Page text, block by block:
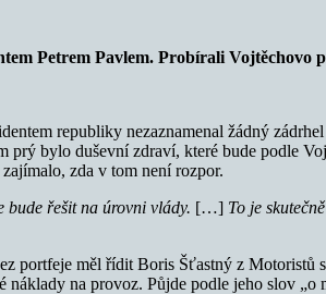
Petrem Pavlem. Probírali
republiky nezaznamenal žádný
bylo duševní zdraví, které bude podle
zda v tom není rozpor.
bude řešit na úrovni vlády. […] To je
portfeje měl řídit Boris Šťastný z Motoristů
na provoz. Půjde podle jeho slov